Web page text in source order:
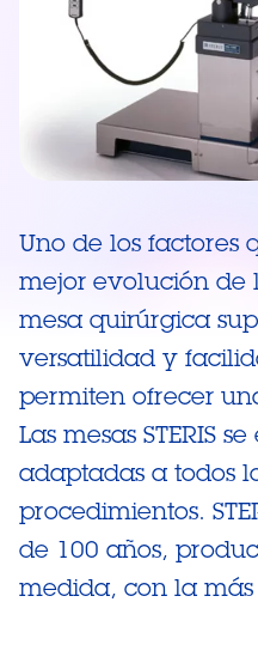
Uno de los factores
mejor evolución de
mesa quirúrgica
versatilidad y
permiten ofrecer
Las mesas STERIS
adaptadas a todos
procedimientos.
de 100 años,
medida, con la